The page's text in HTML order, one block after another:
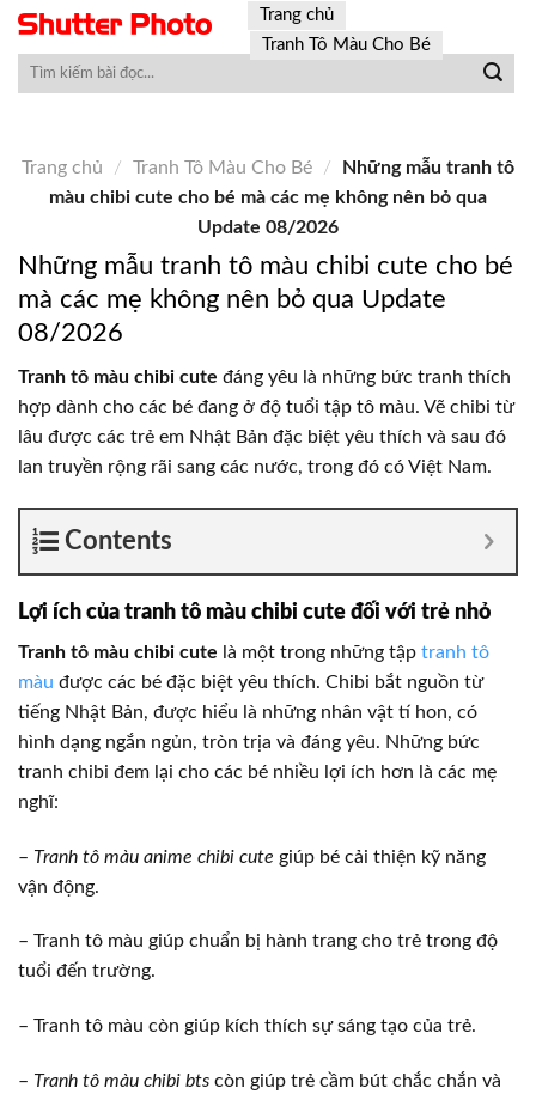
Skip
content
Trang chủ
Tranh Tô Màu Cho Bé
Trang chủ / Tranh Tô Màu Cho Bé /
Những mẫu tranh tô
màu chibi cute cho bé mà các mẹ không nên bỏ qua
Update 08/2026
Những mẫu tranh tô màu chibi cute cho bé
mà các mẹ không nên bỏ qua Update
08/2026
Tranh tô màu chibi cute đáng yêu là những bức tranh thích
hợp dành cho các bé đang ở độ tuổi tập tô màu. Vẽ chibi từ
lâu được các trẻ em Nhật Bản đặc biệt yêu thích và sau đó
lan truyền rộng rãi sang các nước, trong đó có Việt Nam.
Contents
Lợi ích của tranh tô màu chibi cute đối với trẻ nhỏ
Tranh tô màu chibi cute là một trong những tập tranh tô
màu được các bé đặc biệt yêu thích. Chibi bắt nguồn từ
tiếng Nhật Bản, được hiểu là những nhân vật tí hon, có
hình dạng ngắn ngủn, tròn trịa và đáng yêu. Những bức
tranh chibi đem lại cho các bé nhiều lợi ích hơn là các mẹ
nghĩ:
– Tranh tô màu anime chibi cute giúp bé cải thiện kỹ năng
vận động.
– Tranh tô màu giúp chuẩn bị hành trang cho trẻ trong độ
tuổi đến trường.
– Tranh tô màu còn giúp kích thích sự sáng tạo của trẻ.
– Tranh tô màu chibi bts còn giúp trẻ cầm bút chắc chắn và